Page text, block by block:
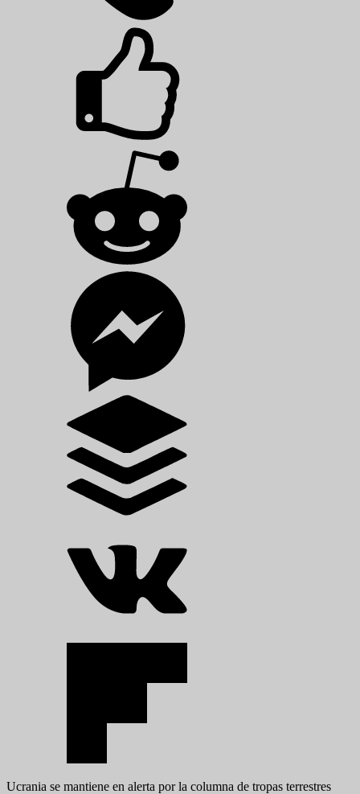
Ucrania se mantiene en alerta por la columna de tropas terrestres